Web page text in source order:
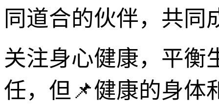
同道合的伙伴，共同
关注身心健康，平衡
任，但📌健康的身体